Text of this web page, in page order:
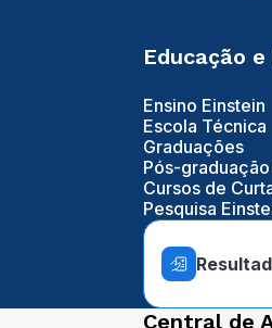
Educação
Ensino Einstein
Escola Técnica
Graduações
Pós-
Cursos de
Pesquisa
Central de